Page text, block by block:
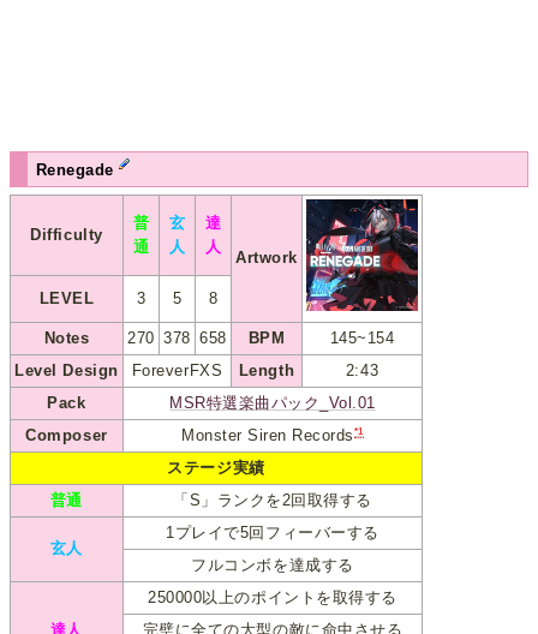
Renegade
Difficulty
普
通
玄
人
達
人
Artwork
LEVEL 3 5 8
Notes 270 378 658 BPM
145~154
Level Design
ForeverFXS Length
2:43
Pack
MSR特選楽曲パック_Vol.01
Composer
Monster Siren Records *1
ステージ実績
普通
「S」ランクを2回取得する
玄人
1プレイで5回フィーバーする
フルコンボを達成する
達人
250000以上のポイントを取得する
完璧に全ての大型の敵に命中させる